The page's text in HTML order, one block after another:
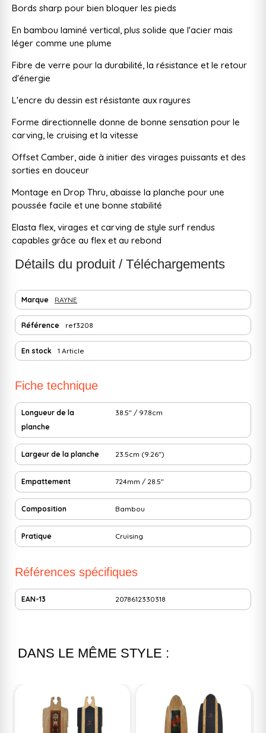
Bords sharp pour bien bloquer les pieds
En bambou laminé vertical, plus solide que l'acier mais
léger comme une plume
Fibre de verre pour la durabilité, la résistance et le retour
d'énergie
L'encre du dessin est résistante aux rayures
Forme directionnelle donne de bonne sensation pour le
carving, le cruising et la vitesse
Offset Camber, aide à initier des virages puissants et des
sorties en douceur
Montage en Drop Thru, abaisse la planche pour une
poussée facile et une bonne stabilité
Elasta flex, virages et carving de style surf rendus
capables grâce au flex et au rebond
Détails du produit / Téléchargements
Marque RAYNE
Référence ref3208
En stock 1 Article
Fiche technique
Longueur de la
planche
38.5" / 97.8cm
Largeur de la planche 23.5cm (9.26")
Empattement 724mm / 28.5"
Composition Bambou
Pratique Cruising
Références spécifiques
EAN-13 2078612330318
DANS LE MÊME STYLE :